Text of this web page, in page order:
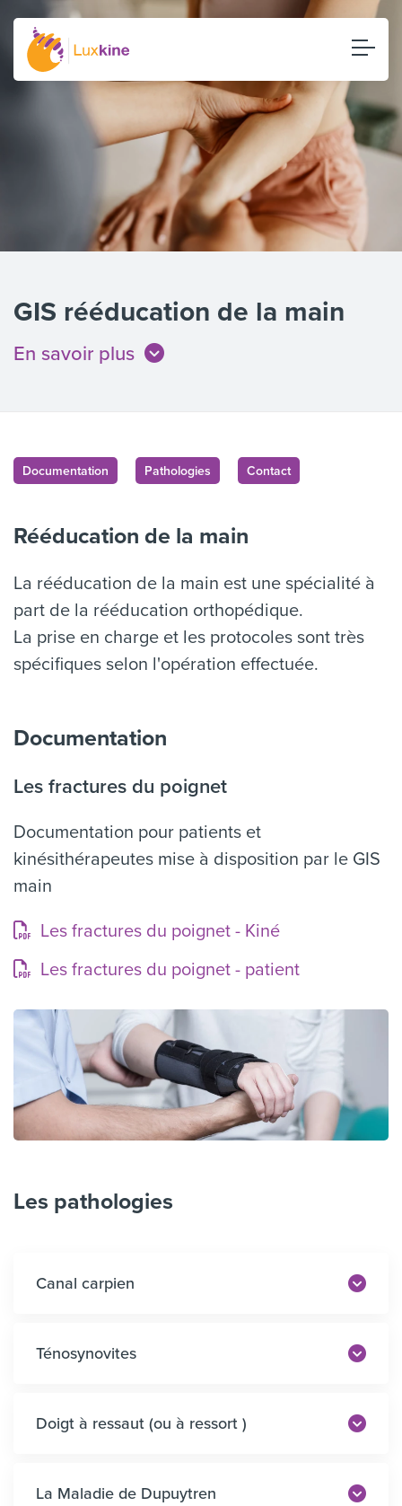
GIS rééducation de la main
En savoir plus
Documentation Pathologies Contact
Rééducation de la main
La rééducation de la main est une spécialité à
part de la rééducation orthopédique.
La prise en charge et les protocoles sont très
spécifiques selon l'opération effectuée.
Documentation
Les fractures du poignet
Documentation pour patients et
kinésithérapeutes mise à disposition par le GIS
main
Les fractures du poignet - Kiné
Les fractures du poignet - patient
Les pathologies
Canal carpien
Ténosynovites
Doigt à ressaut (ou à ressort )
La Maladie de Dupuytren